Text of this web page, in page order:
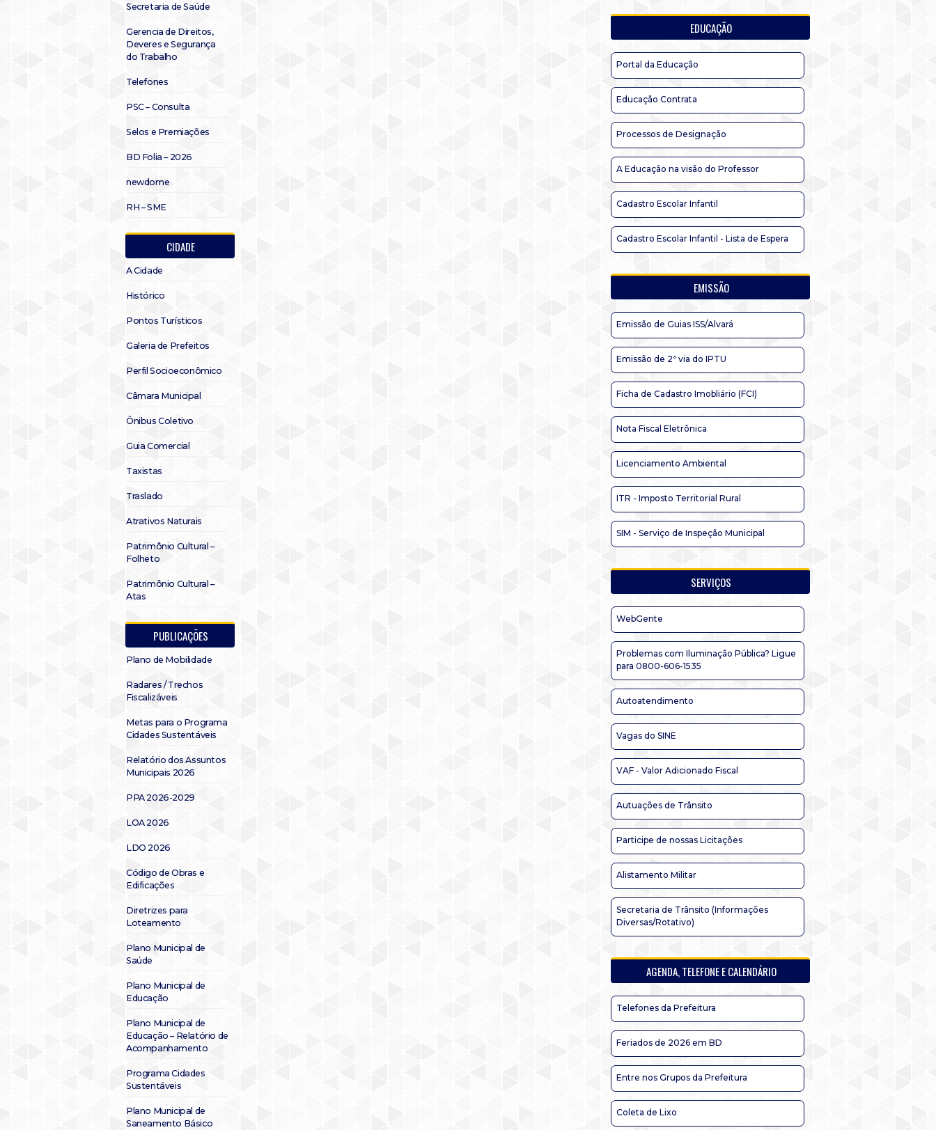
Secretaria de Saúde
Gerencia de Direitos,
Deveres e Segurança
do Trabalho
Telefones
PSC – Consulta
Selos e Premiações
BD Folia – 2026
newdome
RH – SME
CIDADE
A Cidade
Histórico
Pontos Turísticos
Galeria de Prefeitos
Perfil Socioeconômico
Câmara Municipal
Ônibus Coletivo
Guia Comercial
Taxistas
Traslado
Atrativos Naturais
Patrimônio Cultural –
Folheto
Patrimônio Cultural –
Atas
PUBLICAÇÕES
Plano de Mobilidade
Radares / Trechos
Fiscalizáveis
Metas para o Programa
Cidades Sustentáveis
Relatório dos Assuntos
Municipais 2026
PPA 2026-2029
LOA 2026
LDO 2026
Código de Obras e
Edificações
Diretrizes para
Loteamento
Plano Municipal de
Saúde
Plano Municipal de
Educação
Plano Municipal de
Educação – Relatório de
Acompanhamento
Programa Cidades
Sustentáveis
Plano Municipal de
Saneamento Básico
EDUCAÇÃO
Portal da Educação
Educação Contrata
Processos de Designação
A Educação na visão do Professor
Cadastro Escolar Infantil
Cadastro Escolar Infantil - Lista de Espera
EMISSÃO
Emissão de Guias ISS/Alvará
Emissão de 2ª via do IPTU
Ficha de Cadastro Imobliário (FCI)
Nota Fiscal Eletrônica
Licenciamento Ambiental
ITR - Imposto Territorial Rural
SIM - Serviço de Inspeção Municipal
SERVIÇOS
WebGente
Problemas com Iluminação Pública? Ligue
para 0800-606-1535
Autoatendimento
Vagas do SINE
VAF - Valor Adicionado Fiscal
Autuações de Trânsito
Participe de nossas Licitações
Alistamento Militar
Secretaria de Trânsito (Informações
Diversas/Rotativo)
AGENDA, TELEFONE E CALENDÁRIO
Telefones da Prefeitura
Feriados de 2026 em BD
Entre nos Grupos da Prefeitura
Coleta de Lixo